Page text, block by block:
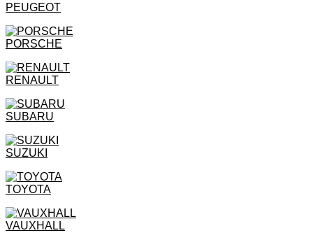
PEUGEOT
PORSCHE
RENAULT
SUBARU
SUZUKI
TOYOTA
VAUXHALL